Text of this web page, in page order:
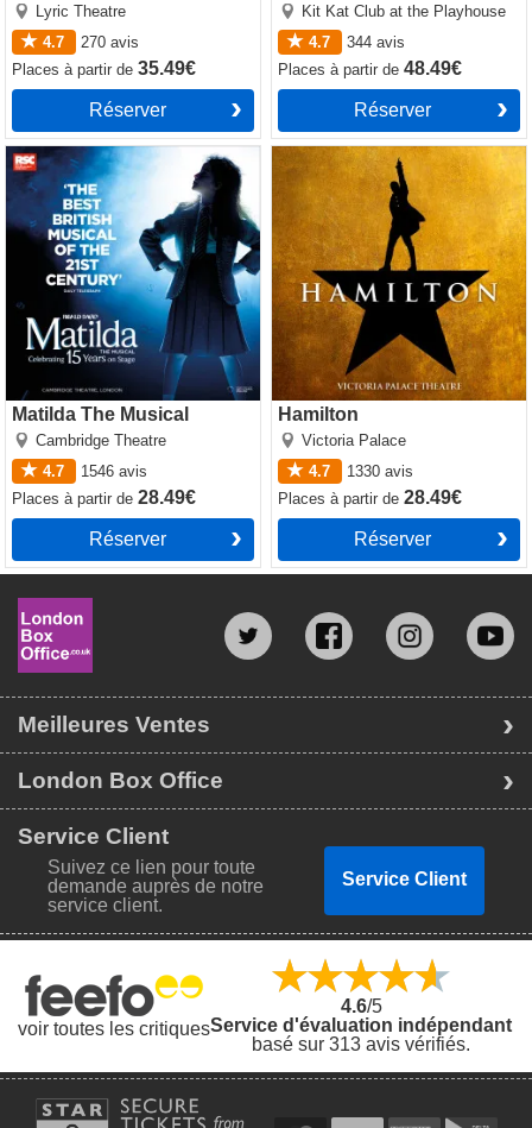
Lyric Theatre
4.7
270 avis
Placesà partir de35.49€
Réserver
Kit Kat Club at the Playhouse
4.7
344 avis
Placesà partir de48.49€
Réserver
Matilda The Musical
Cambridge Theatre
4.7
1546 avis
Placesà partir de28.49€
Réserver
Matilda The Musical
Hamilton
Victoria Palace
4.7
1330 avis
Placesà partir de28.49€
Réserver
Hamilton
Meilleures Ventes
London Box Office
Service Client
Suivez ce lien pour toute
demande auprès de notre
service client.
Service Client
voir toutes les critiques
4.6/5
Service d'évaluation indépendant
basé sur 313 avis vérifiés.